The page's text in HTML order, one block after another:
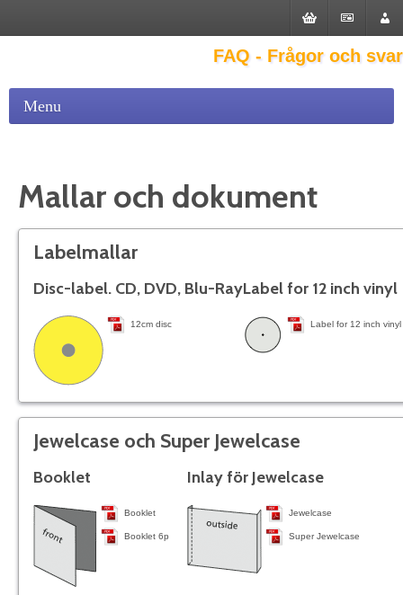
FAQ - Frågor och svar
Menu
Mallar och dokument
Labelmallar
Disc-label. CD, DVD, Blu-Ray
12cm disc
Label for 12 inch vinyl
Label for 12 inch vinyl
Jewelcase och Super Jewelcase
Booklet
Booklet
Booklet 6p
Inlay för Jewelcase
Jewelcase
Super Jewelcase